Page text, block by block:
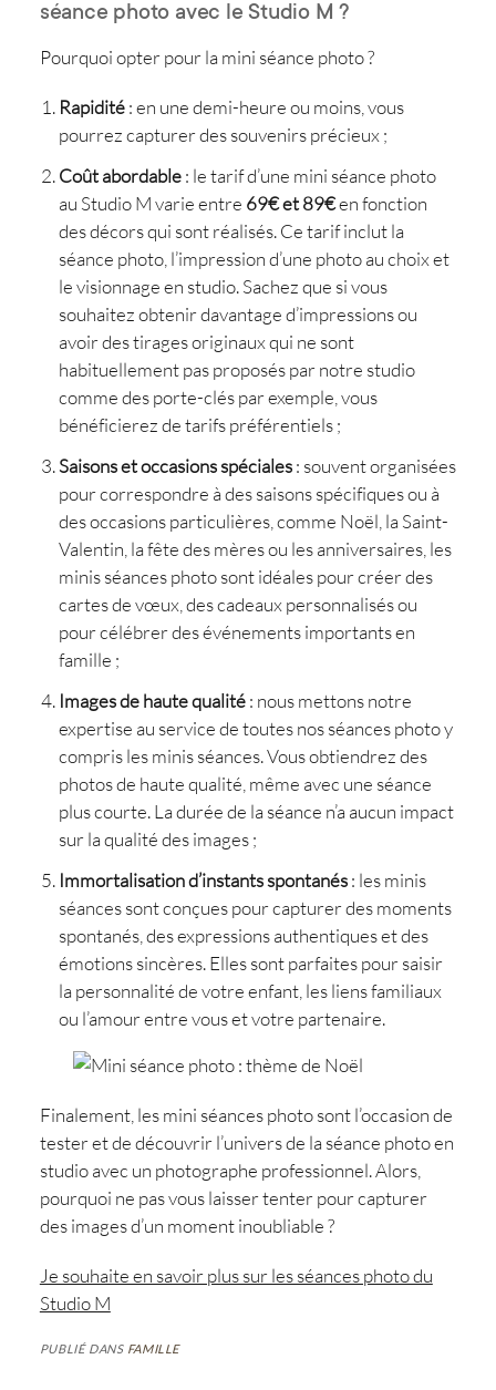
séance photo avec le Studio M ?
Pourquoi opter pour la mini séance photo ?
Rapidité: en une demi-heure ou moins, vous
pourrez capturer des souvenirs précieux ;
Coût abordable: le tarif d’une mini séance photo
au Studio M varie entre 69€ et 89€en fonction
des décors qui sont réalisés. Ce tarif inclut la
séance photo, l’impression d’une photo au choix et
le visionnage en studio. Sachez que si vous
souhaitez obtenir davantage d’impressions ou
avoir des tirages originaux qui ne sont
habituellement pas proposés par notre studio
comme des porte-clés par exemple, vous
bénéficierez de tarifs préférentiels ;
Saisons et occasions spéciales: souvent organisées
pour correspondre à des saisons spécifiques ou à
des occasions particulières, comme Noël, la Saint-
Valentin, la fête des mères ou les anniversaires, les
minis séances photo sont idéales pour créer des
cartes de vœux, des cadeaux personnalisés ou
pour célébrer des événements importants en
famille ;
Images de haute qualité: nous mettons notre
expertise au service de toutes nos séances photo y
compris les minis séances. Vous obtiendrez des
photos de haute qualité, même avec une séance
plus courte. La durée de la séance n’a aucun impact
sur la qualité des images ;
Immortalisation d’instants spontanés: les minis
séances sont conçues pour capturer des moments
spontanés, des expressions authentiques et des
émotions sincères. Elles sont parfaites pour saisir
la personnalité de votre enfant, les liens familiaux
ou l’amour entre vous et votre partenaire.
Finalement, les mini séances photo sont l’occasion de
tester et de découvrir l’univers de la séance photo en
studio avec un photographe professionnel. Alors,
pourquoi ne pas vous laisser tenter pour capturer
des images d’un moment inoubliable ?
Je souhaite en savoir plus sur les séances photo du
Studio M
PUBLIÉ DANS FAMILLE